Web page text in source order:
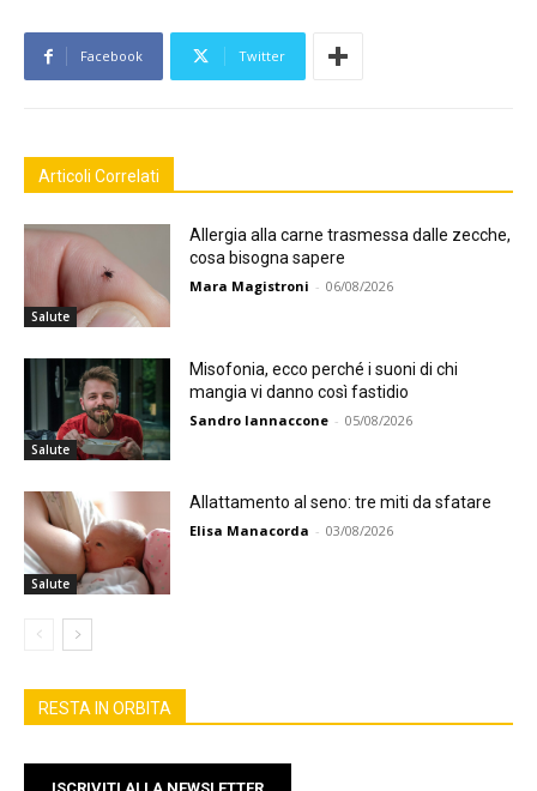
Facebook Twitter
Articoli Correlati
Salute
Allergia alla carne trasmessa dalle zecche,
cosa bisogna sapere
Mara Magistroni - 06/08/2026
Salute
Misofonia, ecco perché i suoni di chi
mangia vi danno così fastidio
Sandro Iannaccone - 05/08/2026
Salute
Allattamento al seno: tre miti da sfatare
Elisa Manacorda - 03/08/2026
RESTA IN ORBITA